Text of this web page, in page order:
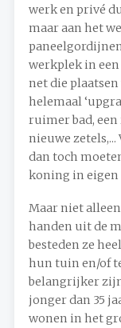
werk en privé
maar aan het
werkplek in
net die
helemaal
ruimer bad,
nieuwe
dan toch
koning in eigen
Maar niet
handen uit de
besteden ze
hun tuin en/of
belangrijker
jonger dan 35
wonen in het